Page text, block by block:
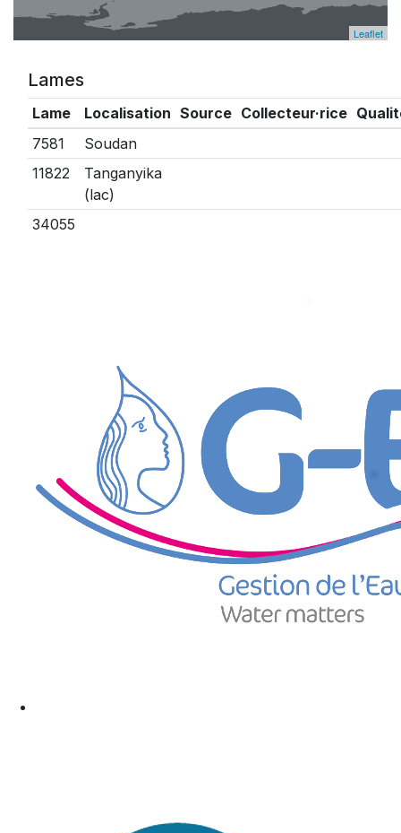
Leaflet
Lames
Lame Localisation Source Collecteur·rice
7581
Soudan
11822
Tanganyika
(lac)
34055